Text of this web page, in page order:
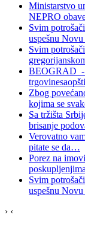
Ministarstvo
NEPRO
Svim
uspešnu
Svim
BEOGRAD -
Zbog
kojima se
Sa tržišta
brisanje
Verovatno
pitate se da…
Porez na
Svim
uspešnu
› ‹